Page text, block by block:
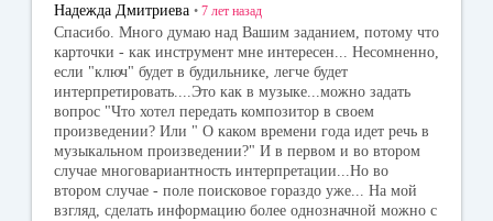
Надежда Дмитриева • 7 лет назад
Спасибо. Много думаю над Вашим заданием, потому что
карточки - как инструмент мне интересен... Несомненно,
если "ключ" будет в будильнике, легче будет
интерпретировать....Это как в музыке...можно задать
вопрос "Что хотел передать композитор в своем
произведении? Или " О каком времени года идет речь в
музыкальном произведении?" И в первом и во втором
случае многовариантность интерпретации...Но во
втором случае - поле поисковое гораздо уже... На мой
взгляд, сделать информацию более однозначной можно с